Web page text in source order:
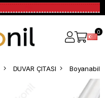
0
DUVAR ÇITASI Boyanabilir